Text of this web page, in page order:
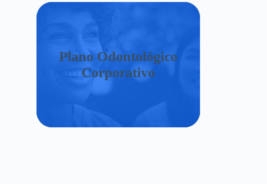
Plano Odontológico
Corporativo